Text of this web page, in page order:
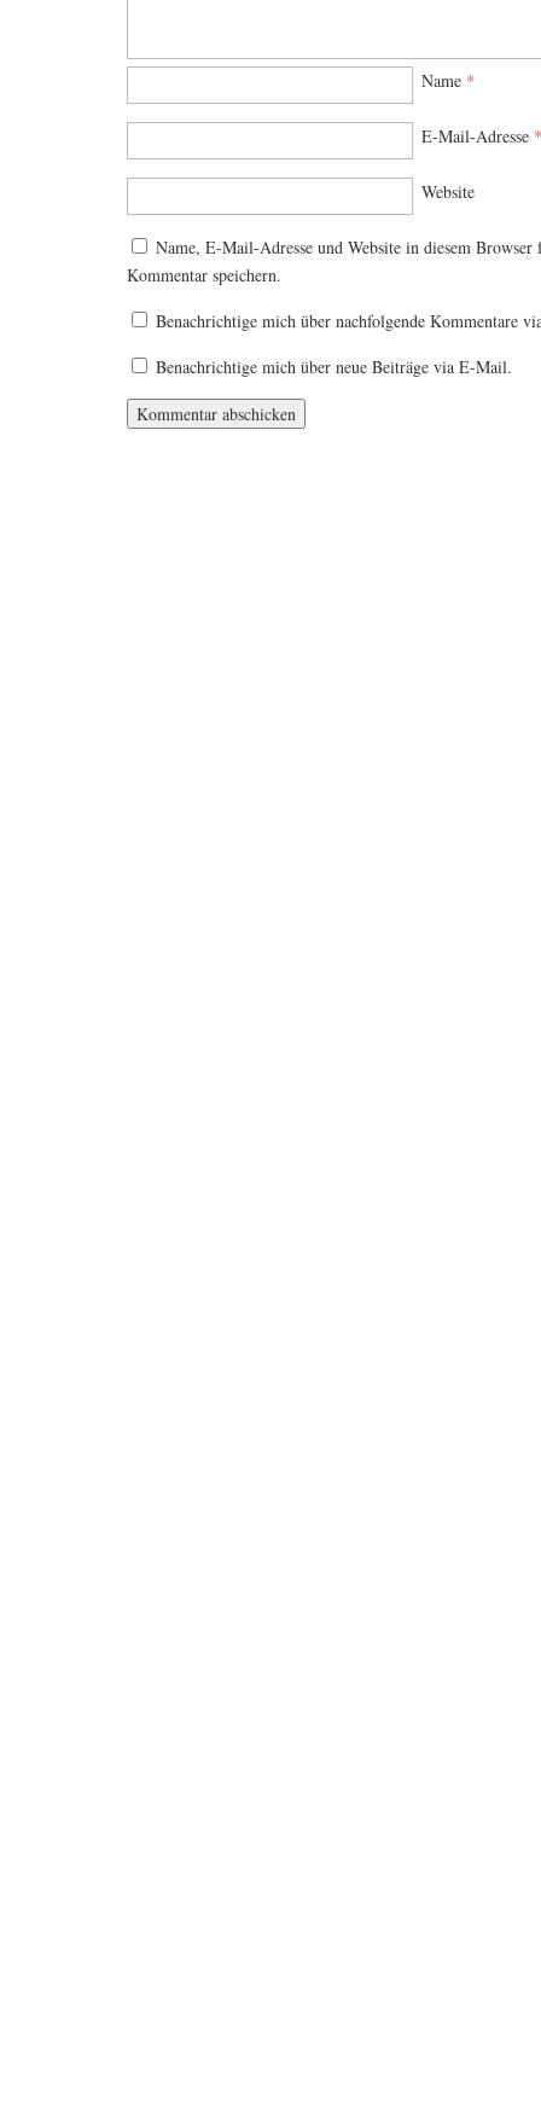
Name *
E-Mail-Adresse *
Website
Name, E-Mail-Adresse und Website in diesem Browser
Kommentar speichern.
Benachrichtige mich über nachfolgende Kommentare
Benachrichtige mich über neue Beiträge via E-Mail.